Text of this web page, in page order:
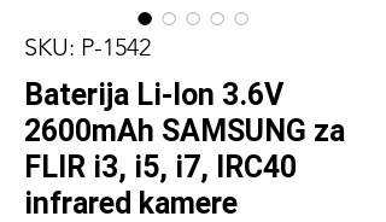
SKU: P-1542
Baterija Li-Ion 3.6V
2600mAh SAMSUNG za
FLIR i3, i5, i7, IRC40
infrared kamere